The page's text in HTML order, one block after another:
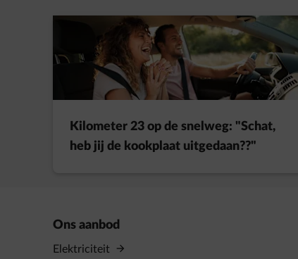
Kilometer 23 op de snelweg: "Schat,
heb jij de kookplaat uitgedaan??"
Ons aanbod
Elektriciteit